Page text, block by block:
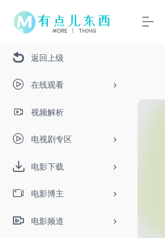
返回上级
在线观看
视频解析
电视剧专区
电影下载
电影博主
电影频道